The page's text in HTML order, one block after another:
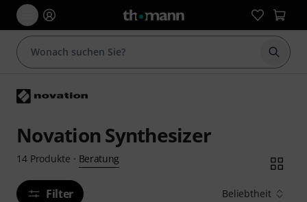
Suche
Novation Synthesizer
14 Produkte · Beratung
Filter Beliebtheit